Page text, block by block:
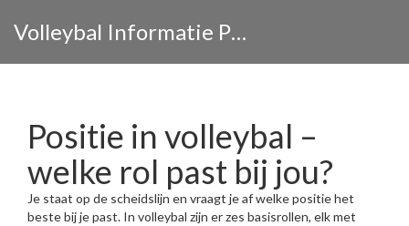
Volleybal Informatie Portaal
Positie in volleybal –
welke rol past bij jou?
Je staat op de scheidslijn en vraagt je af welke positie het
beste bij je past. In volleybal zijn er zes basisrollen, elk met